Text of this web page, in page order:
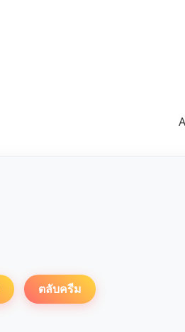
ตลับครีม